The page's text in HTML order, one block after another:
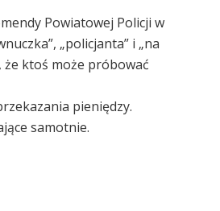
Powiatowej Policji w
„policjanta” i „na
że ktoś może próbować
pieniędzy.
samotnie.